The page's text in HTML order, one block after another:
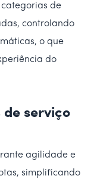
de
controlando
o que
do
de serviço
agilidade e
simplificando